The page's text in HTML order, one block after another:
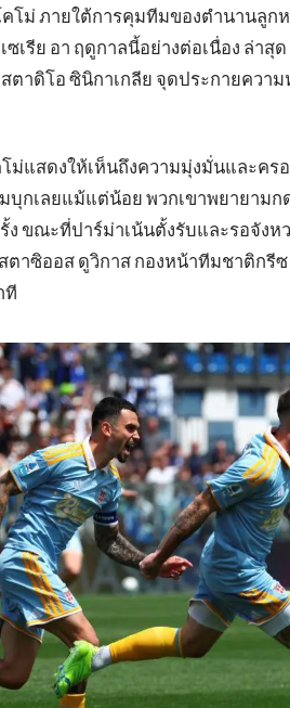
โม่ ภายใต้การคุมทีมของตำนานลูกห
เรีย อา ฤดูกาลนี้อย่างต่อเนื่อง ล่า
ตาดิโอ ซินิกาเกลีย จุดประกายควา
ม่แสดงให้เห็นถึงความมุ่งมั่นและคร
บุกเลยแม้แต่น้อย พวกเขาพยายาม
ง ขณะที่ปาร์ม่าเน้นตั้งรับและรอจัง
ตาซิออส ดูวิกาส กองหน้าทีมชาติก
ที